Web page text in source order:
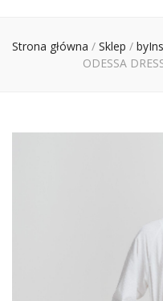
Strona główna / Sklep /
ODESSA